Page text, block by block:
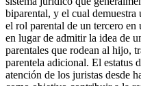
biparental, y el cual demuestra
el rol parental de un tercero
en lugar de admitir la idea de
parentales que rodean al hijo,
parentela adicional. El estatus
atención de los juristas desde